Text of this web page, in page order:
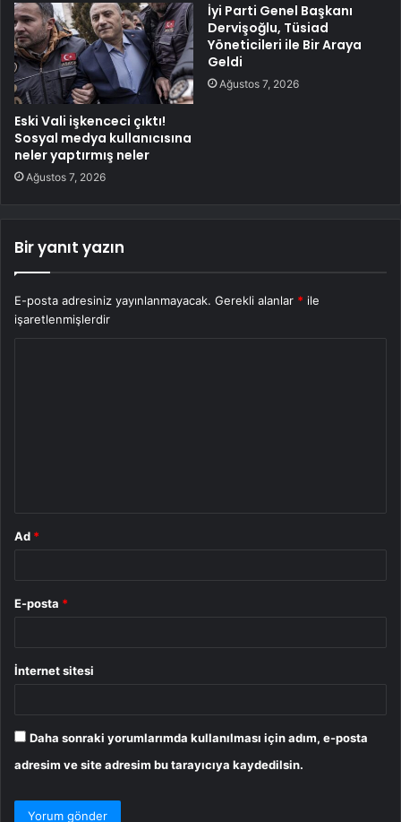
Eski Vali işkenceci çıktı!
Sosyal medya kullanıcısına
neler yaptırmış neler
Ağustos 7, 2026
İyi Parti Genel Başkanı
Dervişoğlu, Tüsiad
Yöneticileri ile Bir Araya
Geldi
Ağustos 7, 2026
Bir yanıt yazın
E-posta adresiniz yayınlanmayacak. Gerekli alanlar * ile
işaretlenmişlerdir
Ad *
E-posta *
İnternet sitesi
Daha sonraki yorumlarımda kullanılması için adım, e-posta
adresim ve site adresim bu tarayıcıya kaydedilsin.